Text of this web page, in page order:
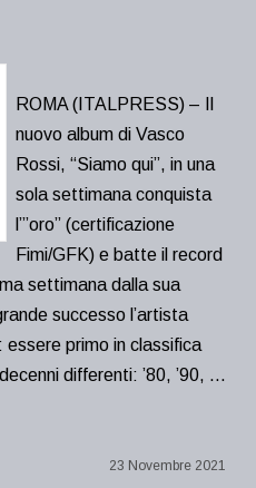
ROMA (ITALPRESS) – Il
nuovo album di Vasco
Rossi, “Siamo qui”, in una
sola settimana conquista
l’”oro” (certificazione
Fimi/GFK) e batte il record
settimana dalla sua
successo l’artista
essere primo in classifica
differenti: ’80, ’90, …
23 Novembre 2021